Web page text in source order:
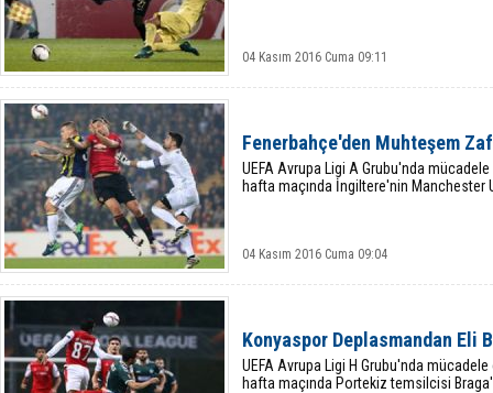
04 Kasım 2016 Cuma 09:11
Fenerbahçe'den Muhteşem
UEFA Avrupa Ligi A Grubu'nda
hafta maçında İngiltere'nin Manchester
04 Kasım 2016 Cuma 09:04
Konyaspor Deplasmandan Eli
UEFA Avrupa Ligi H Grubu'nda
hafta maçında Portekiz temsilcisi